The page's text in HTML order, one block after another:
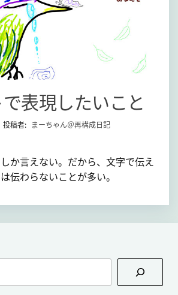
表現したいこと
投稿者: まーちゃん＠再構成日記
か言えない。だから、文字で伝え
伝わらないことが多い。